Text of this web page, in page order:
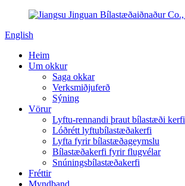
English
Heim
Um okkur
Saga okkar
Verksmiðjuferð
Sýning
Vörur
Lyftu-rennandi þraut bílastæði kerfi
Lóðrétt lyftubílastæðakerfi
Lyfta fyrir bílastæðageymslu
Bílastæðakerfi fyrir flugvélar
Snúningsbílastæðakerfi
Fréttir
Myndband